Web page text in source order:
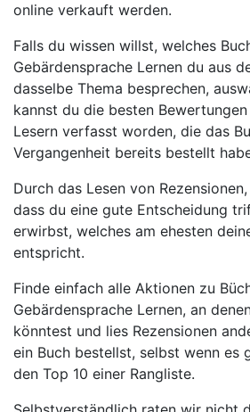
online verkauft werden.
Falls du wissen willst, welches
Gebärdensprache Lernen du aus
dasselbe Thema besprechen,
kannst du die besten
Lesern verfasst worden, die das
Vergangenheit bereits bestellt
Durch das Lesen von
dass du eine gute Entscheidung
erwirbst, welches am ehesten
entspricht.
Finde einfach alle Aktionen zu
Gebärdensprache Lernen, an
könntest und lies Rezensionen
ein Buch bestellst, selbst wenn es
den Top 10 einer Rangliste.